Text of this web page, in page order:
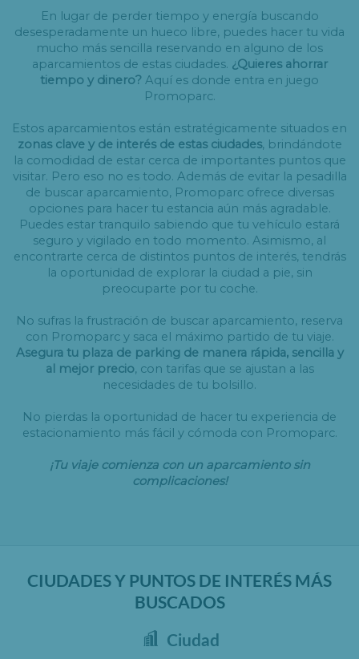
En lugar de perder tiempo y energía buscando
desesperadamente un hueco libre, puedes hacer tu vida
mucho más sencilla reservando en alguno de los
aparcamientos de estas ciudades. ¿Quieres ahorrar
tiempo y dinero? Aquí es donde entra en juego
Promoparc.
Estos aparcamientos están estratégicamente situados en
zonas clave y de interés de estas ciudades, brindándote
la comodidad de estar cerca de importantes puntos que
visitar. Pero eso no es todo. Además de evitar la pesadilla
de buscar aparcamiento, Promoparc ofrece diversas
opciones para hacer tu estancia aún más agradable.
Puedes estar tranquilo sabiendo que tu vehículo estará
seguro y vigilado en todo momento. Asimismo, al
encontrarte cerca de distintos puntos de interés, tendrás
la oportunidad de explorar la ciudad a pie, sin
preocuparte por tu coche.
No sufras la frustración de buscar aparcamiento, reserva
con Promoparc y saca el máximo partido de tu viaje.
Asegura tu plaza de parking de manera rápida, sencilla y
al mejor precio, con tarifas que se ajustan a las
necesidades de tu bolsillo.
No pierdas la oportunidad de hacer tu experiencia de
estacionamiento más fácil y cómoda con Promoparc.
¡Tu viaje comienza con un aparcamiento sin
complicaciones!
CIUDADES Y PUNTOS DE INTERÉS MÁS
BUSCADOS
Ciudad